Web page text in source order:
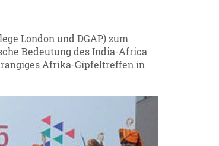
London und DGAP) zum
Bedeutung des India-Africa
Afrika-Gipfeltreffen in